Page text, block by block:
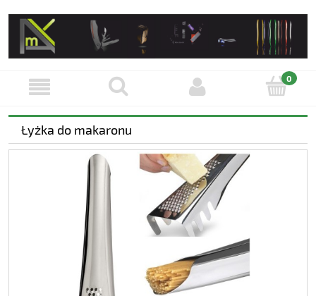
Łyżka do makaronu